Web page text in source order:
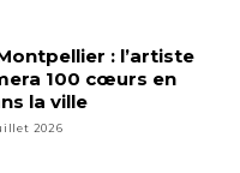
: l’artiste
100 cœurs en
la ville
2026